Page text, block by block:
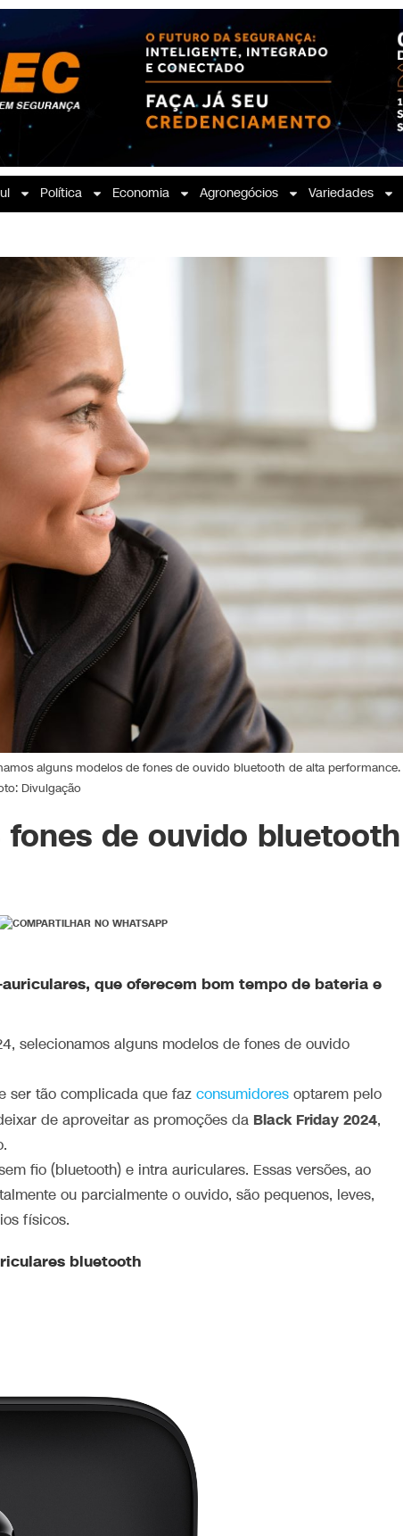
Política Economia Agronegócios Variedades
alguns modelos de fones de ouvido bluetooth de alta performance.
Divulgação
fones de ouvido bluetooth
que oferecem bom tempo de bateria e
selecionamos alguns modelos de fones de ouvido
ser tão complicada que faz consumidores optarem pelo
de aproveitar as promoções da Black Friday 2024,
fio (bluetooth) e intra auriculares. Essas versões, ao
ou parcialmente o ouvido, são pequenos, leves,
físicos.
bluetooth